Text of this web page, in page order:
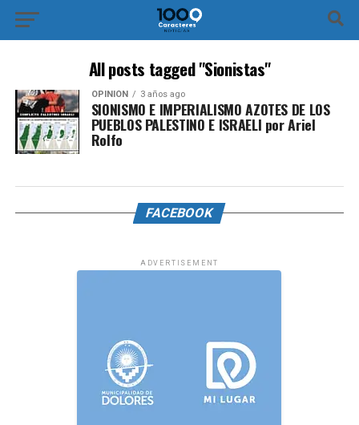
All posts tagged "Sionistas"
OPINIÓN 3 años ago
SIONISMO E IMPERIALISMO AZOTES DE LOS
PUEBLOS PALESTINO E ISRAELI por Ariel
Rolfo
FACEBOOK
ADVERTISEMENT